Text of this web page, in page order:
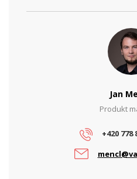
Jan
Produkt
+420 778